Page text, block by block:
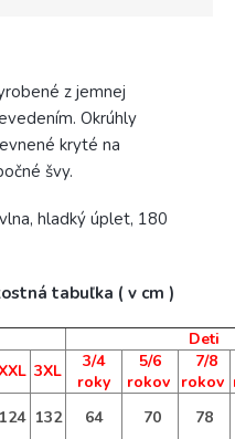
z jemnej
Okrúhly
kryté na
švy.
hladký úplet, 180
tabuľka ( v cm )
Deti
3XL
3/4
roky
5/6
rokov
7/8
rokov
124 132 64 70 78